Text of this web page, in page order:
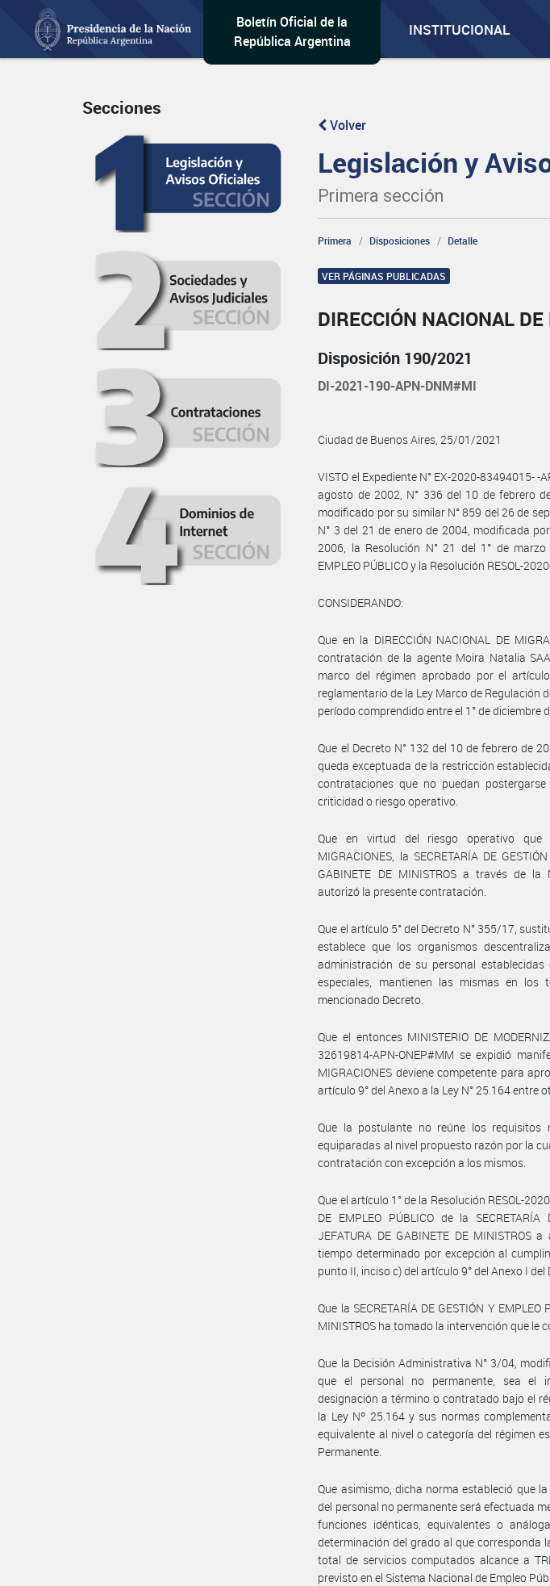
Boletín Oficial de la
República Argentina
INSTITUCIONAL
Secciones
Volver
Legislación y
Primera sección
Primera Disposiciones Detalle
VER PÁGINAS PUBLICADAS
DIRECCIÓN NACIONAL
Disposición 190/2021
DI-2021-190-APN-DNM#MI
Ciudad de Buenos Aires, 25/01/2021
VISTO el Expediente N° EX-2020-83494015-
agosto de 2002, N° 336 del 10 de febrero
modificado por su similar N° 859 del 26 de
N° 3 del 21 de enero de 2004, modificada
2006, la Resolución N° 21 del 1° de
EMPLEO PÚBLICO y la Resolución RESOL-
CONSIDERANDO:
Que en la DIRECCIÓN NACIONAL DE
contratación de la agente Moira Natalia
marco del régimen aprobado por el
reglamentario de la Ley Marco de Regulación
período comprendido entre el 1° de diciembre
Que el Decreto N° 132 del 10 de febrero de
queda exceptuada de la restricción
contrataciones que no puedan
criticidad o riesgo operativo.
Que en virtud del riesgo operativo que
MIGRACIONES, la SECRETARÍA DE
GABINETE DE MINISTROS a través de la
autorizó la presente contratación.
Que el artículo 5° del Decreto N° 355/17,
establece que los organismos
administración de su personal
especiales, mantienen las mismas en
mencionado Decreto.
Que el entonces MINISTERIO DE
32619814-APN-ONEP#MM se expidió
MIGRACIONES deviene competente para
artículo 9° del Anexo a la Ley N° 25.164 entre
Que la postulante no reúne los requisitos
equiparadas al nivel propuesto razón por la
contratación con excepción a los mismos.
Que el artículo 1° de la Resolución RESOL-
DE EMPLEO PÚBLICO de la
JEFATURA DE GABINETE DE
tiempo determinado por excepción al
punto II, inciso c) del artículo 9° del Anexo I
Que la SECRETARÍA DE GESTIÓN Y
MINISTROS ha tomado la intervención que le
Que la Decisión Administrativa N° 3/04,
que el personal no permanente, sea el
designación a término o contratado bajo el
la Ley Nº 25.164 y sus normas
equivalente al nivel o categoría del régimen
Permanente.
Que asimismo, dicha norma estableció que
del personal no permanente será efectuada
funciones idénticas, equivalentes o
determinación del grado al que corresponda
total de servicios computados alcance a
previsto en el Sistema Nacional de Empleo